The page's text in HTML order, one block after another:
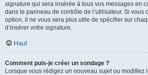
signature qui sera insérée à tous vos messages en
dans le panneau de contrôle de l’utilisateur. Si vous
option, il ne vous sera plus utile de spécifier sur
d’insérer votre signature.
Haut
Comment puis-je créer un sondage ?
Lorsque vous rédigez un nouveau sujet ou modifiez